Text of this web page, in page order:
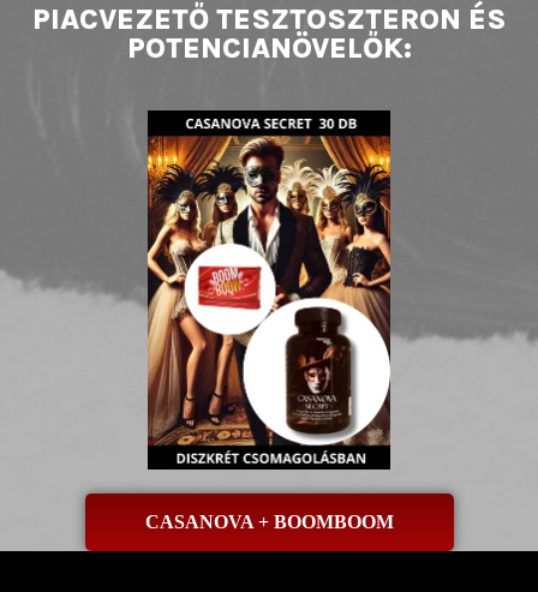
PIACVEZETŐ TESZTOSZTERON ÉS
POTENCIANÖVELŐK:
CASANOVA + BOOMBOOM